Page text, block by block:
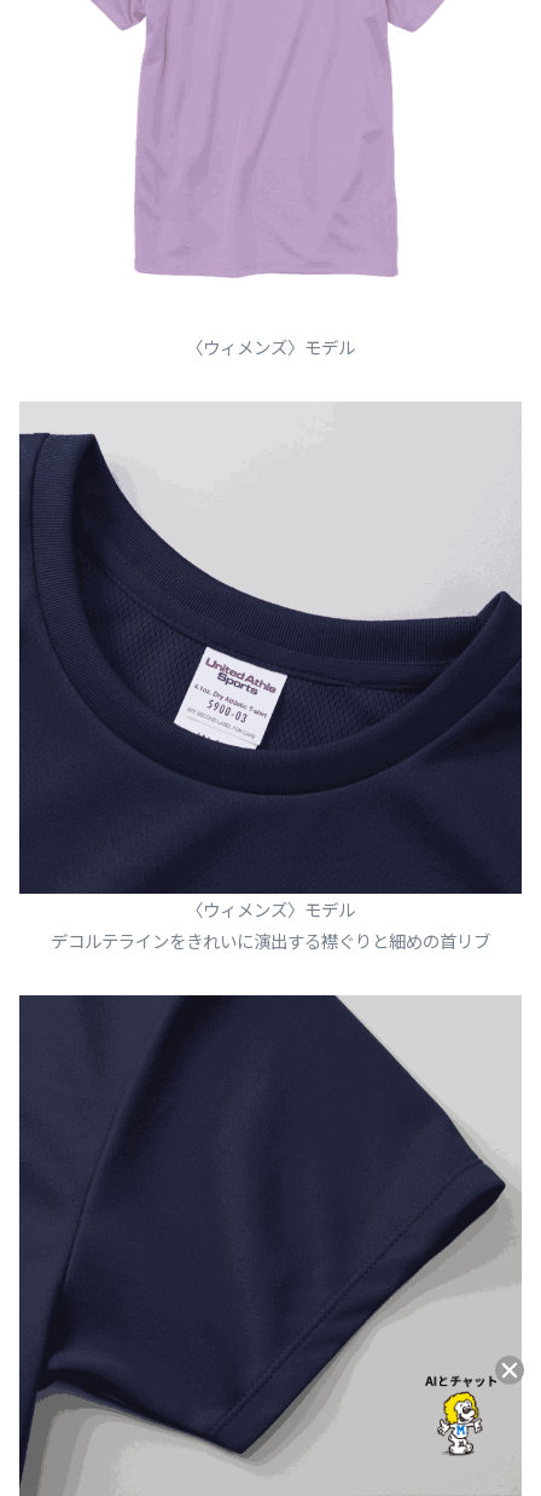
〈ウィメンズ〉モデル
〈ウィメンズ〉モデル
デコルテラインをきれいに演出する襟ぐりと細めの首リブ